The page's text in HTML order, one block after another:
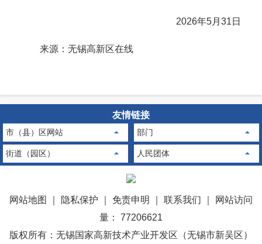
2026年5月31日
来源：无锡高新区在线
友情链接
市（县）区网站 部门
街道（园区） 人民团体
网站地图 隐私保护 免责申明 联系我们
网站访问
量： 77206621
版权所有：无锡国家高新技术产业开发区（无锡市新吴区）